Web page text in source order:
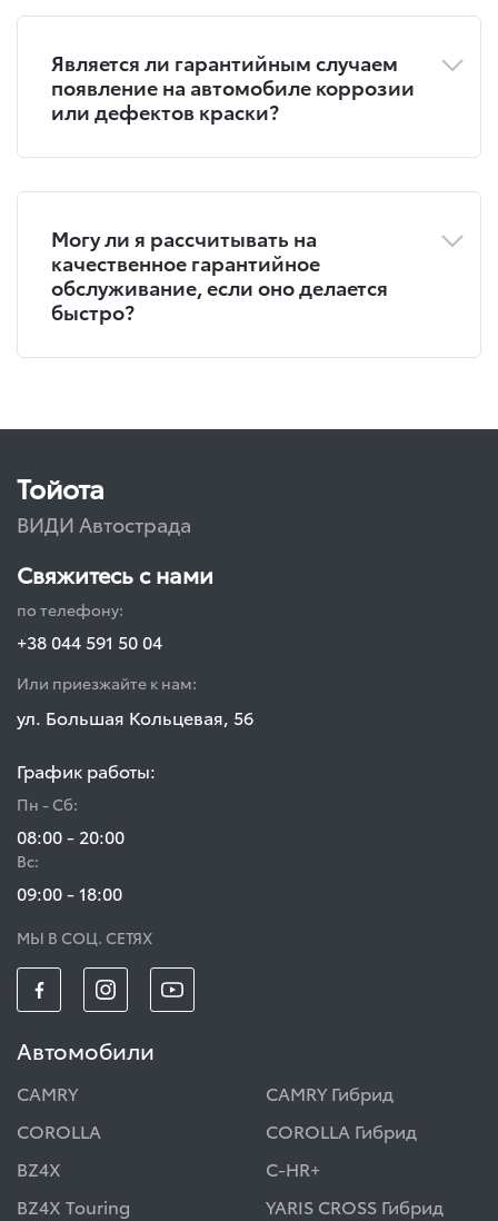
Является ли гарантийным случаем
появление на автомобиле коррозии
или дефектов краски?
Могу ли я рассчитывать на
качественное гарантийное
обслуживание, если оно делается
быстро?
Тойота
ВИДИ Автострада
Свяжитесь с нами
по телефону:
+38 044 591 50 04
Или приезжайте к нам:
ул. Большая Кольцевая, 56
График работы:
Пн - Сб:
08:00 - 20:00
Вс:
09:00 - 18:00
МЫ В СОЦ. СЕТЯХ
Автомобили
CAMRY
CAMRY Гибрид
COROLLA
COROLLA Гибрид
BZ4X
C-HR+
BZ4X Touring
YARIS CROSS Гибрид